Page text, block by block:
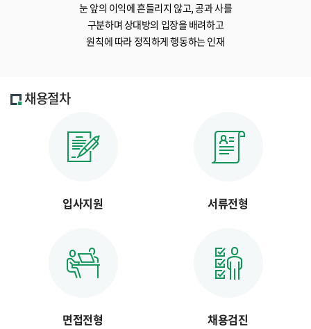
눈 앞의 이익에 흔들리지 않고, 공과 사를
구분하며 상대방의 입장을 배려하고
원칙에 따라 정직하게 행동하는 인재
채용절차
입사지원 서류전형
면접전형 채용검진